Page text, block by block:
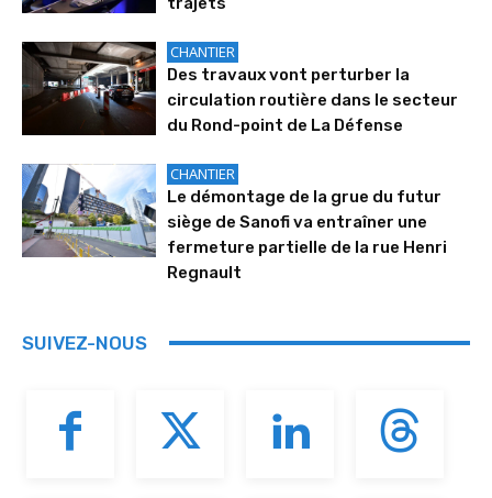
CHANTIER
Des travaux vont perturber la
circulation routière dans le secteur
du Rond-point de La Défense
CHANTIER
Le démontage de la grue du futur
siège de Sanofi va entraîner une
fermeture partielle de la rue Henri
Regnault
SUIVEZ-NOUS